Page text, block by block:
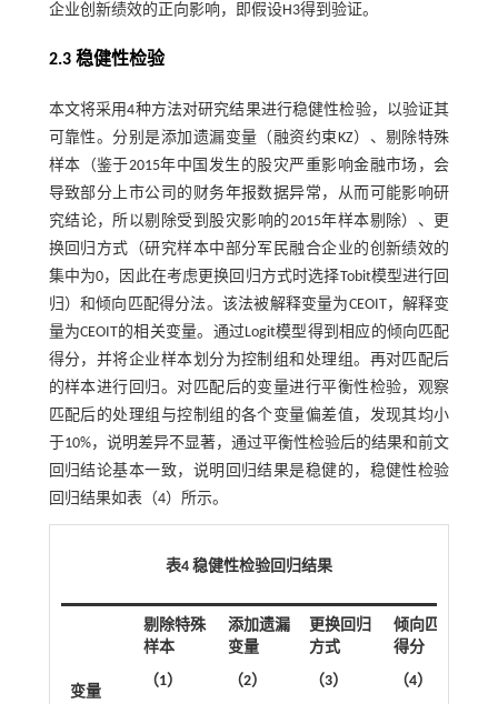
企业创新绩效的正向影响，即假设H3得到验证。
2.3 稳健性检验
本文将采用4种方法对研究结果进行稳健性检验，以验证其
可靠性。分别是添加遗漏变量（融资约束KZ）、剔除特殊
样本（鉴于2015年中国发生的股灾严重影响金融市场，会
导致部分上市公司的财务年报数据异常，从而可能影响研
究结论，所以剔除受到股灾影响的2015年样本剔除）、更
换回归方式（研究样本中部分军民融合企业的创新绩效的
集中为0，因此在考虑更换回归方式时选择Tobit模型进行回
归）和倾向匹配得分法。该法被解释变量为CEOIT，解释变
量为CEOIT的相关变量。通过Logit模型得到相应的倾向匹配
得分，并将企业样本划分为控制组和处理组。再对匹配后
的样本进行回归。对匹配后的变量进行平衡性检验，观察
匹配后的处理组与控制组的各个变量偏差值，发现其均小
于10%，说明差异不显著，通过平衡性检验后的结果和前文
回归结论基本一致，说明回归结果是稳健的，稳健性检验
回归结果如表（4）所示。
表4 稳健性检验回归结果
变量
剔除特殊
样本
（1）
添加遗漏
变量
（2）
更换回归
方式
（3）
倾向匹配
得分
（4）